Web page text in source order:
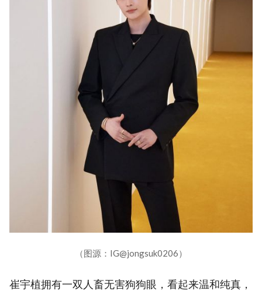
（图源：IG@jongsuk0206）
崔宇植拥有一双人畜无害狗狗眼，看起来温和纯真，